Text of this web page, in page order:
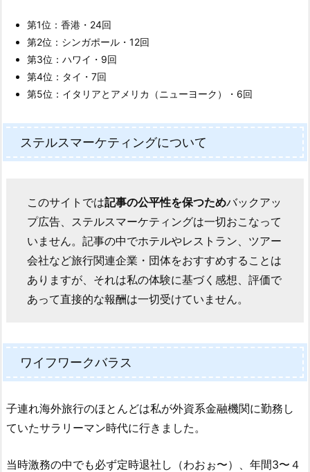
第1位：香港・24回
第2位：シンガポール・12回
第3位：ハワイ・9回
第4位：タイ・7回
第5位：イタリアとアメリカ（ニューヨーク）・6回
ステルスマーケティングについて
このサイトでは記事の公平性を保つためバックアッ
プ広告、ステルスマーケティングは一切おこなって
いません。記事の中でホテルやレストラン、ツアー
会社など旅行関連企業・団体をおすすめすることは
ありますが、それは私の体験に基づく感想、評価で
あって直接的な報酬は一切受けていません。
ワイフワークバラス
子連れ海外旅行のほとんどは私が外資系金融機関に勤務し
ていたサラリーマン時代に行きました。
当時激務の中でも必ず定時退社し（わおぉ〜）、年間3〜４